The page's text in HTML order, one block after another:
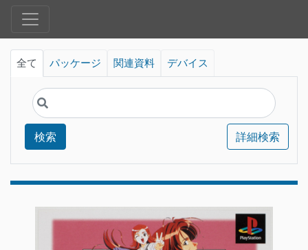
全て パッケージ 関連資料 デバイス
検索 詳細検索